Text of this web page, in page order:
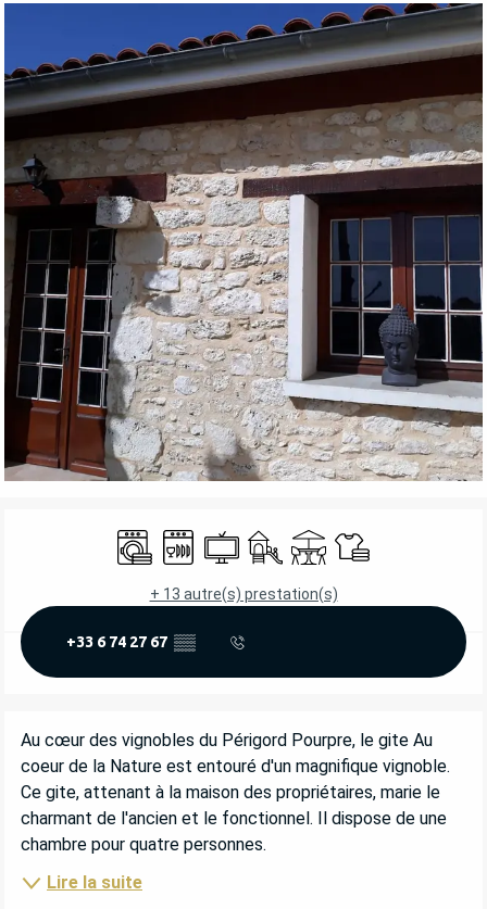
OUVERTURE ET COORDONNÉES
Lave lingeLave vaisselle
TélévisionJeux pour enfants / Espace
TerrasseDraps et linge
+ 13 autre(s) prestation(s)
+33 6 74 27 67 ▒▒
DESCRIPTION
Au cœur des vignobles du Périgord Pourpre, le gite Au
coeur de la Nature est entouré d'un magnifique vignoble.
Ce gite, attenant à la maison des propriétaires, marie le
charmant de l'ancien et le fonctionnel. Il dispose de une
chambre pour quatre personnes.
Lire la suite